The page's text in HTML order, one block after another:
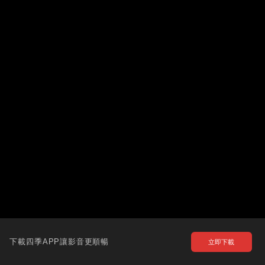
下載四季APP讓影音更順暢 立即下載